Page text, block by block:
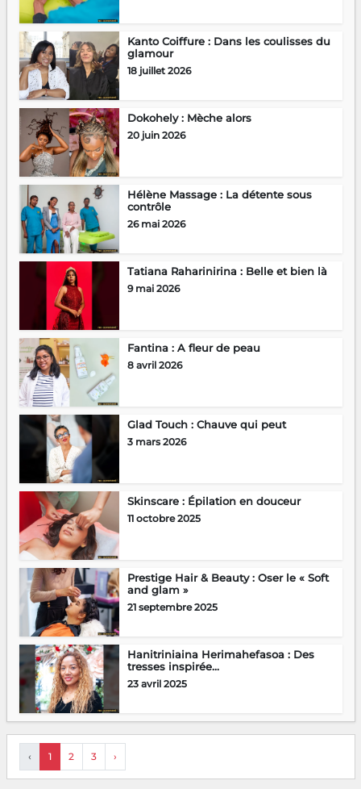
Kanto Coiffure : Dans les coulisses du
glamour
18 juillet 2026
Dokohely : Mèche alors
20 juin 2026
Hélène Massage : La détente sous
contrôle
26 mai 2026
Tatiana Raharinirina : Belle et bien là
9 mai 2026
Fantina : A fleur de peau
8 avril 2026
Glad Touch : Chauve qui peut
3 mars 2026
Skinscare : Épilation en douceur
11 octobre 2025
Prestige Hair & Beauty : Oser le « Soft
and glam »
21 septembre 2025
Hanitriniaina Herimahefasoa : Des
tresses inspirée...
23 avril 2025
‹ 1 2 3 ›